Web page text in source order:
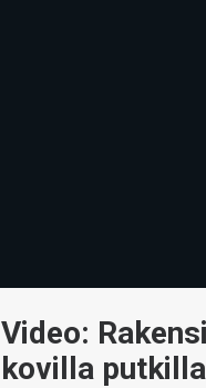
Video:
kovilla putkilla